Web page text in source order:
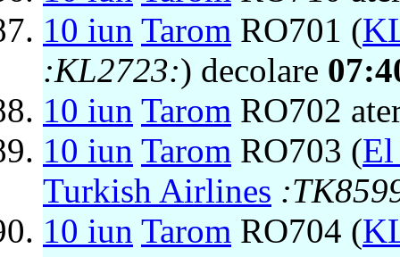
10 iun Tarom RO701 (
:KL2723:) decolare
10 iun Tarom RO702
10 iun Tarom RO703 (
Turkish Airlines
10 iun Tarom RO704 (